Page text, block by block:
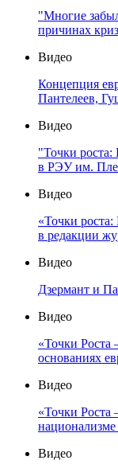
"Многие
причинах
Видео
Концепция
Пантелеев,
Видео
"Точки роста:
в РЭУ им.
Видео
«Точки роста:
в редакции
Видео
Дзермант и
Видео
«Точки Роста
основаниях
Видео
«Точки Роста
национализме
Видео